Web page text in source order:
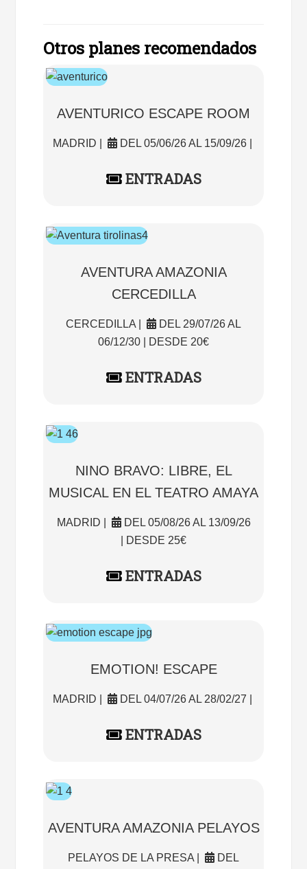
Otros planes recomendados
AVENTURICO ESCAPE ROOM
MADRID | DEL 05/06/26 AL 15/09/26 |
ENTRADAS
AVENTURA AMAZONIA
CERCEDILLA
CERCEDILLA |
DEL 29/07/26 AL
06/12/30 | DESDE 20€
ENTRADAS
NINO BRAVO: LIBRE, EL
MUSICAL EN EL TEATRO AMAYA
MADRID |
DEL 05/08/26 AL 13/09/26
| DESDE 25€
ENTRADAS
EMOTION! ESCAPE
MADRID | DEL 04/07/26 AL 28/02/27 |
ENTRADAS
AVENTURA AMAZONIA PELAYOS
PELAYOS DE LA PRESA |
DEL